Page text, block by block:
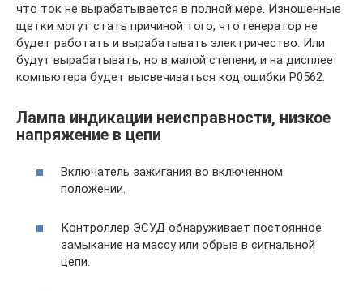
что ток не вырабатывается в полной мере. Изношенные
щетки могут стать причиной того, что генератор не
будет работать и вырабатывать электричество. Или
будут вырабатывать, но в малой степени, и на дисплее
компьютера будет высвечиваться код ошибки P0562.
Лампа индикации неисправности, низкое
напряжение в цепи
Включатель зажигания во включенном
положении.
Контроллер ЭСУД обнаруживает постоянное
замыкание на массу или обрыв в сигнальной
цепи.